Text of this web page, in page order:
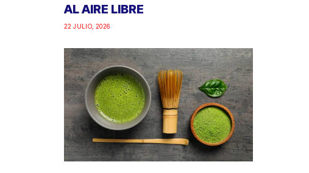
AL AIRE LIBRE
22 JULIO, 2026